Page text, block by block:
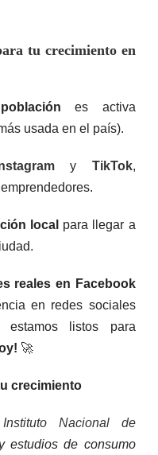
tu crecimiento en
es activa
usada en el país).
y TikTok,
local para llegar a
reales en Facebook
en redes sociales
estamos listos para
🚀
crecimiento
Instituto Nacional de
estudios de consumo